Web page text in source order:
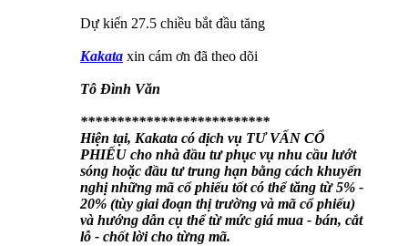
Dự kiến 27.5 chiều bắt đầu tăng
Kakata xin cám ơn đã theo dõi
Tô Đình Văn
**************************
Hiện tại, Kakata có dịch vụ TƯ VẤN CỔ
PHIẾU cho nhà đầu tư phục vụ nhu cầu lướt
sóng hoặc đầu tư trung hạn bằng cách khuyến
nghị những mã cổ phiếu tốt có thể tăng từ 5% -
20% (tùy giai đoạn thị trường và mã cổ phiếu)
và hướng dẫn cụ thể từ mức giá mua - bán, cắt
lỗ - chốt lời cho từng mã.